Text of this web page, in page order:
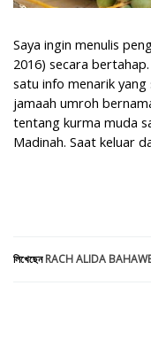
Saya ingin menulis
2016) secara
satu info menarik yang
jamaah umroh
tentang kurma muda
Madinah. Saat keluar
লিখেছেনRACH ALIDA